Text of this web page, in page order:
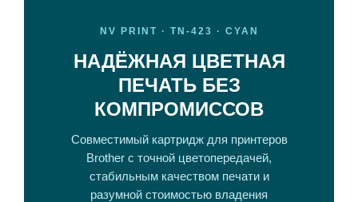
NV PRINT · TN-423 · CYAN
НАДЁЖНАЯ ЦВЕТНАЯ
ПЕЧАТЬ БЕЗ
КОМПРОМИССОВ
Совместимый картридж для принтеров
Brother с точной цветопередачей,
стабильным качеством печати и
разумной стоимостью владения